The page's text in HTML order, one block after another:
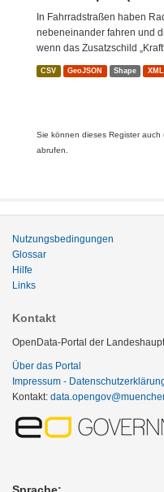
In Fahrradstraßen haben
nebeneinander fahren und
wenn das Zusatzschild
CSV GeoJSON Shape XML
Sie können dieses Register auch
abrufen.
Nutzungsbedingungen
Glossar
Hilfe
Links
Kontakt
OpenData-Portal der
Über das Portal
Impressum -
Kontakt: